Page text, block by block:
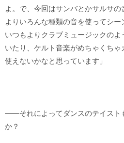
よ。で、今回はサンバとかサルサ
よりいろんな種類の音を使ってシー
いつもよりクラブミュージックの
いたり、ケルト音楽がめちゃくち
使えないかなと思っています」
――それによってダンスのテイスト
か？